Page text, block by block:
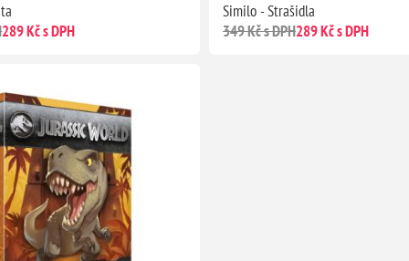
289 Kč s DPH
Similo - Strašidla
349 Kč s DPH289 Kč s DPH